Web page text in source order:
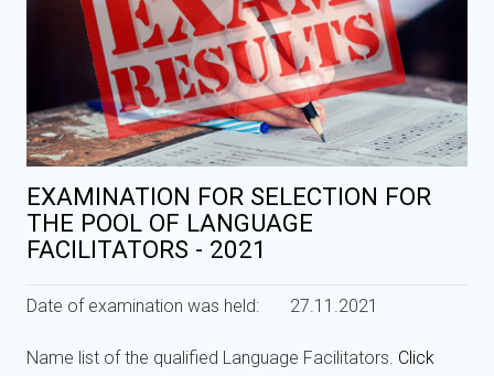
EXAMINATION FOR SELECTION FOR
THE POOL OF LANGUAGE
FACILITATORS - 2021
Date of examination was held: 27.11.2021
Name list of the qualified Language Facilitators. Click